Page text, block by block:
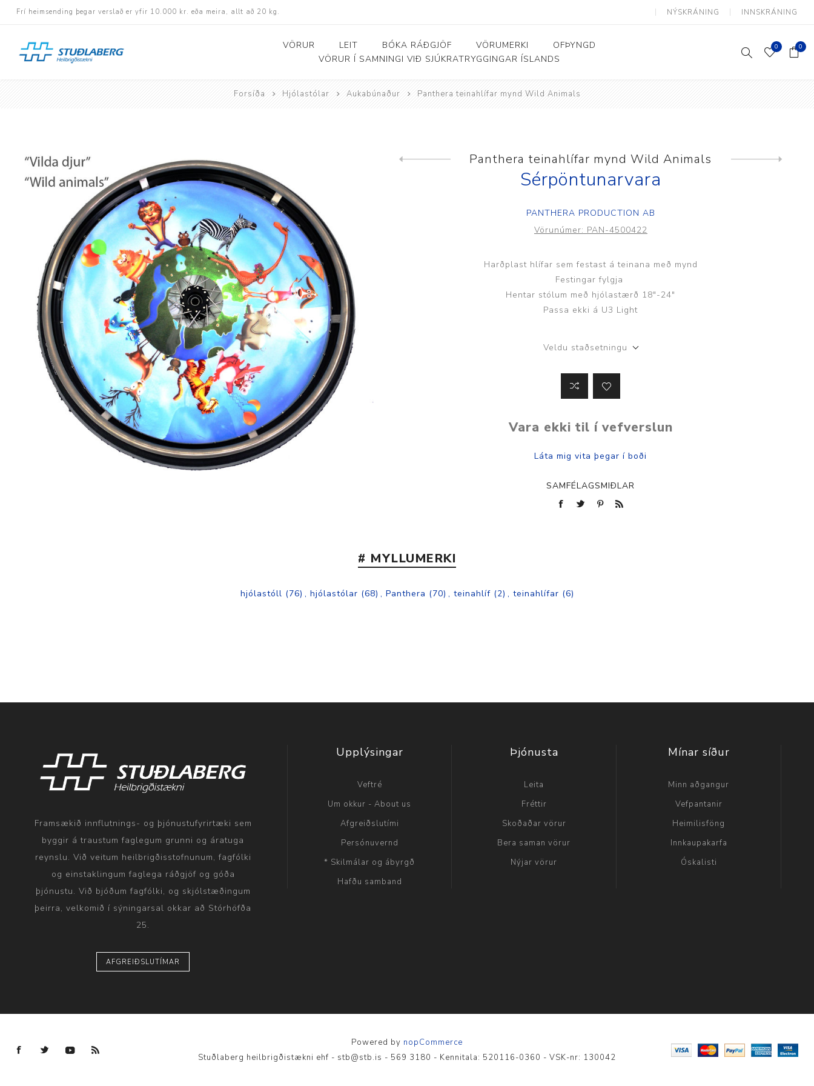
Frí heimsending þegar verslað er yfir 10.000 kr. eða meira, allt að 20 kg. NÝSKRÁNING INNSKRÁNING
VÖRUR
Fastramma hjólastólar
Rafknúnir hjólastólar
Rafskutlur
Krossramma hjólastólar
Sessur
Bað- og salernishjálpartæki Þjálfun og endurhæfing
Smáhjálpartæki
Vinnuborð og sérhæfðir
Brjóstaaðgerðir og þrýstingsvörur
Brjóstaaðgerðir
Þrýstingsvörur
Rúm og húsgögn
Rúm
Dýnur
Húsgögn
Aukabúnaður
Legusáravarnir
Stóma og þvagleggir Heilbrigðisstofnanir
Innréttingar, vagnar og
Rekstrarvörur
meðferðarbekkir
Smátæki
Þrýstingsvafningar
Rýmingarsala
LEIT BÓKA RÁÐGJÖF VÖRUMERKI
OFÞYNGD
VÖRUR Í SAMNINGI VIÐ SJÚKRATRYGGINGAR ÍSLANDS
0 0
Forsíða Hjólastólar Aukabúnaður Panthera teinahlífar mynd Wild Animals
Panthera teinahlífar mynd Wild Animals
Sérpöntunarvara
PANTHERA PRODUCTION AB
Vörunúmer: PAN-4500422
Harðplast hlífar sem festast á teinana með mynd
Festingar fylgja
Hentar stólum með hjólastærð 18"-24"
Passa ekki á U3 Light
Veldu staðsetningu
Vara ekki til í vefverslun
SAMFÉLAGSMIÐLAR
# MYLLUMERKI
hjólastóll (76) , hjólastólar (68) , Panthera (70) , teinahlíf (2) , teinahlífar (6)
Framsækið innflutnings- og þjónustufyrirtæki sem
byggir á traustum faglegum grunni og áratuga
reynslu. Við veitum heilbrigðisstofnunum, fagfólki
og einstaklingum faglega ráðgjöf og góða
þjónustu. Við bjóðum fagfólki, og skjólstæðingum
þeirra, velkomið í sýningarsal okkar að Stórhöfða
25.
AFGREIÐSLUTÍMAR
Upplýsingar
Veftré
Um okkur - About us
Afgreiðslutími
Persónuvernd
* Skilmálar og ábyrgð
Hafðu samband
Þjónusta
Leita
Fréttir
Skoðaðar vörur
Bera saman vörur
Nýjar vörur
Mínar síður
Minn aðgangur
Vefpantanir
Heimilisföng
Innkaupakarfa
Óskalisti
Powered by nopCommerce
Stuðlaberg heilbrigðistækni ehf - stb@stb.is - 569 3180 - Kennitala: 520116-0360 - VSK-nr: 130042